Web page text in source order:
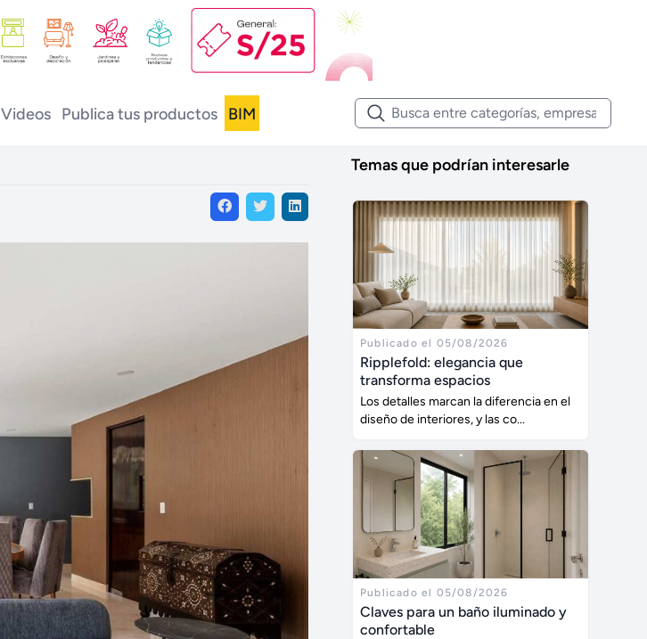
Videos Publica tus productos BIM
Temas que podrían interesarle
Publicado el 05/08/2026
Ripplefold: elegancia que
transforma espacios
Los detalles marcan la diferencia en el
diseño de interiores, y las co...
Publicado el 05/08/2026
Claves para un baño iluminado y
confortable